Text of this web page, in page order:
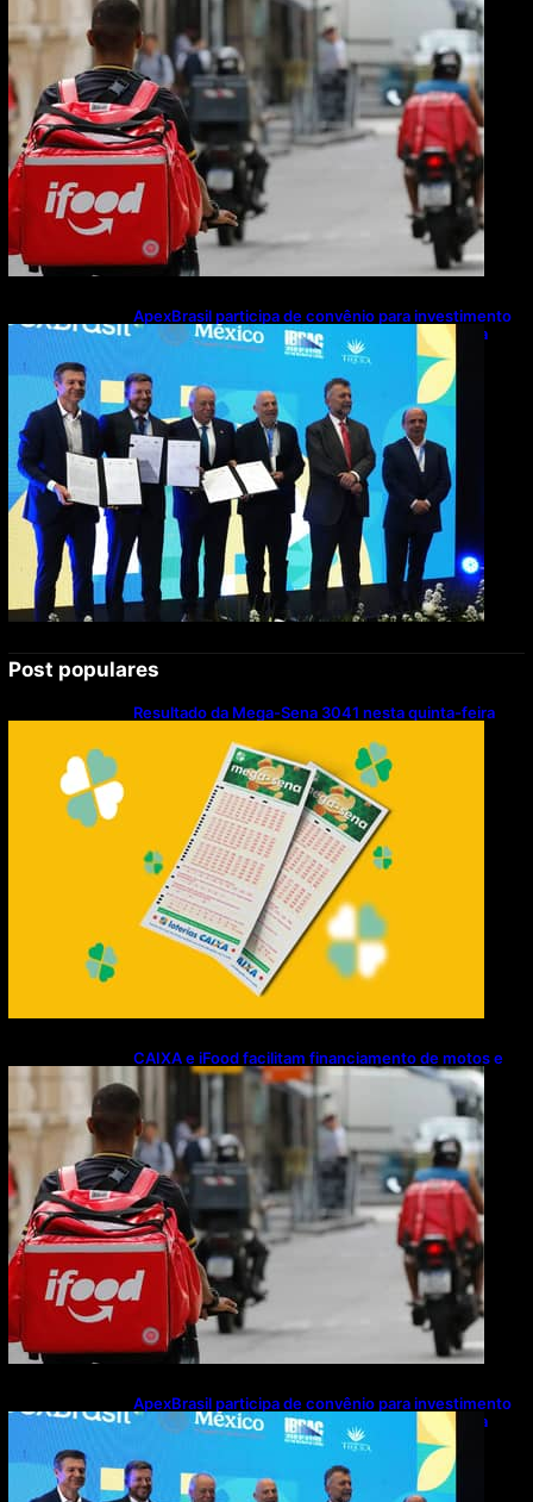
ApexBrasil participa de convênio para investimento
de R$ 2,63 milhões em exportações de cachaça
Post populares
Resultado da Mega-Sena 3041 nesta quinta-feira
CAIXA e iFood facilitam financiamento de motos e
bicicletas elétricas para entregadores
ApexBrasil participa de convênio para investimento
de R$ 2,63 milhões em exportações de cachaça